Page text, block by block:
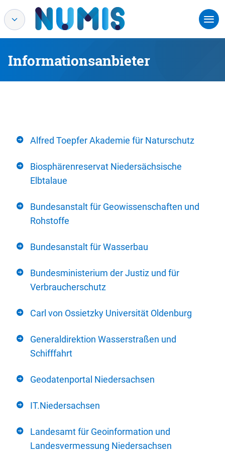
Informationsanbieter
Alfred Toepfer Akademie für Naturschutz
Biosphärenreservat Niedersächsische
Elbtalaue
Bundesanstalt für Geowissenschaften und
Rohstoffe
Bundesanstalt für Wasserbau
Bundesministerium der Justiz und für
Verbraucherschutz
Carl von Ossietzky Universität Oldenburg
Generaldirektion Wasserstraßen und
Schifffahrt
Geodatenportal Niedersachsen
IT.Niedersachsen
Landesamt für Geoinformation und
Landesvermessung Niedersachsen